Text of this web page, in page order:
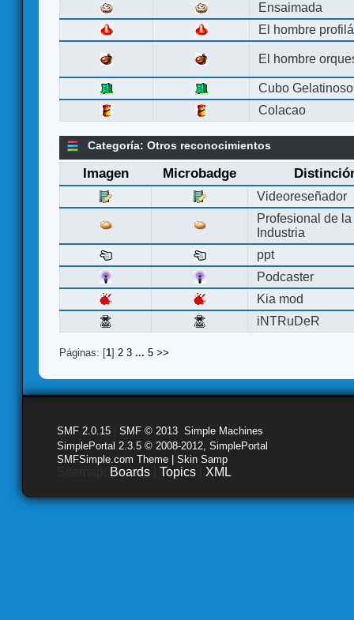
Ensaimada
El hombre
El hombre
Cubo Gelatinoso
Colacao
Categoría: Otros reconocimientos
Imagen Microbadge
Videoreseñador
Profesional de la
Industria
ppt
Podcaster
Kia mod
iNTRuDeR
Páginas: [1] 2 3 ... 5 >>
SMF 2.0.15 SMF © 2013 Simple Machines
SimplePortal 2.3.5 © 2008-2012, SimplePortal
SMFSimple.com Theme | Skin Samp
Boards Topics XML